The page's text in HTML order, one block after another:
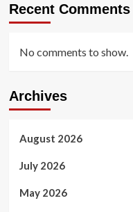
Recent Comments
No comments to show.
Archives
August 2026
July 2026
May 2026